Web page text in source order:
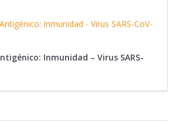
Inmunidad – Virus SARS-